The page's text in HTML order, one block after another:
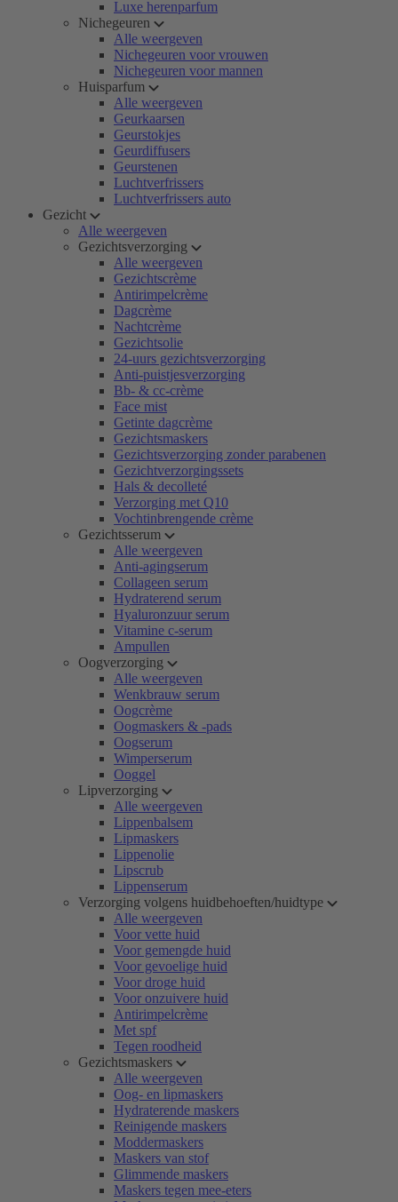
Luxe herenparfum
Nichegeuren
Alle weergeven
Nichegeuren voor vrouwen
Nichegeuren voor mannen
Huisparfum
Alle weergeven
Geurkaarsen
Geurstokjes
Geurdiffusers
Geurstenen
Luchtverfrissers
Luchtverfrissers auto
Gezicht
Alle weergeven
Gezichtsverzorging
Alle weergeven
Gezichtscrème
Antirimpelcrème
Dagcrème
Nachtcrème
Gezichtsolie
24-uurs gezichtsverzorging
Anti-puistjesverzorging
Bb- & cc-crème
Face mist
Getinte dagcrème
Gezichtsmaskers
Gezichtsverzorging zonder parabenen
Gezichtverzorgingssets
Hals & decolleté
Verzorging met Q10
Vochtinbrengende crème
Gezichtsserum
Alle weergeven
Anti-agingserum
Collageen serum
Hydraterend serum
Hyaluronzuur serum
Vitamine c-serum
Ampullen
Oogverzorging
Alle weergeven
Wenkbrauw serum
Oogcrème
Oogmaskers & -pads
Oogserum
Wimperserum
Ooggel
Lipverzorging
Alle weergeven
Lippenbalsem
Lipmaskers
Lippenolie
Lipscrub
Lippenserum
Verzorging volgens huidbehoeften/huidtype
Alle weergeven
Voor vette huid
Voor gemengde huid
Voor gevoelige huid
Voor droge huid
Voor onzuivere huid
Antirimpelcrème
Met spf
Tegen roodheid
Gezichtsmaskers
Alle weergeven
Oog- en lipmaskers
Hydraterende maskers
Reinigende maskers
Moddermaskers
Maskers van stof
Glimmende maskers
Maskers tegen mee-eters